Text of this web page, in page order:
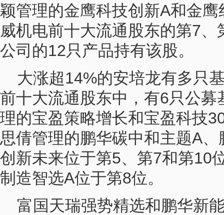
颖管理的金鹰科技创新A和金
威机电前十大流通股东的第7
公司的12只产品持有该股。
大涨超14%的安培龙有多只
前十大流通股东中，有6只公
理的宝盈策略增长和宝盈科技
思倩管理的鹏华碳中和主题A
创新未来位于第5、第7和第10
制造智选A位于第8位。
富国天瑞强势精选和鹏华新